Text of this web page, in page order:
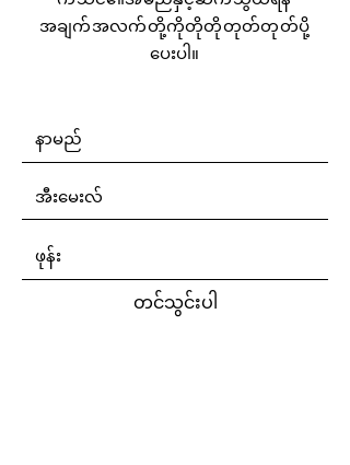
အချက်အလက်တို့ကိုတိုတိုတုတ်တုတ်ပို့
ပေးပါ။
တင်သွင်းပါ